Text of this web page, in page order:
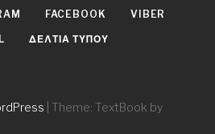
FACEBOOK VIBER
ΔΕΛΤΊΑ ΤΎΠΟΥ
Theme: TextBook by